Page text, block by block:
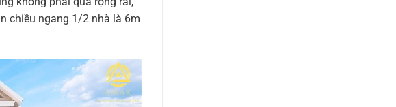
chiều ngang 1/2 nhà là 6m